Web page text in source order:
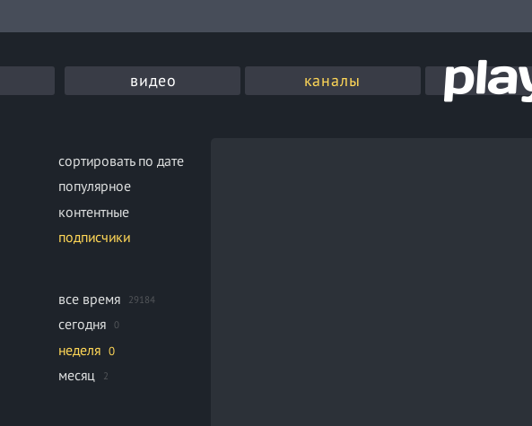
видео каналы
сортировать по дате
популярное
контентные
подписчики
все время 29184
сегодня 0
неделя 0
месяц 2